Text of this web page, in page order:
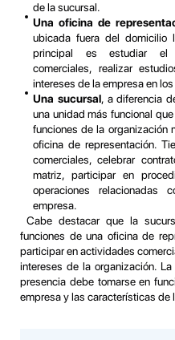
de la sucursal.
Una oficina de
ubicada fuera del domicilio
principal es estudiar el
comerciales, realizar
intereses de la empresa en
Una sucursal, a diferencia
una unidad más funcional
funciones de la organización
oficina de representación.
comerciales, celebrar
matriz, participar en
operaciones
empresa.
Cabe destacar que la
funciones de una oficina de
participar en actividades
intereses de la organización.
presencia debe tomarse en
empresa y las características de